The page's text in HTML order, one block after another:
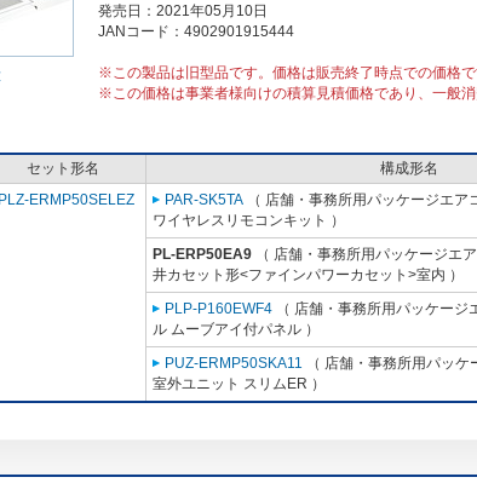
発売日：2021年05月10日
JANコード：4902901915444
※この製品は旧型品です。価格は販売終了時点での価格で
※この価格は事業者様向けの積算見積価格であり、一般
セット形名 構成形名
PLZ-ERMP50SELEZ
PAR-SK5TA （ 店舗・事務所用パッケージエア
ワイヤレスリモコンキット ）
PL-ERP50EA9 （ 店舗・事務所用パッケージエ
井カセット形<ファインパワーカセット>室内 ）
PLP-P160EWF4 （ 店舗・事務所用パッケージ
ル ムーブアイ付パネル ）
PUZ-ERMP50SKA11 （ 店舗・事務所用パッケ
室外ユニット スリムER ）